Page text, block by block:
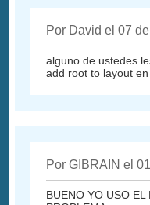
Por David el 07
alguno de ustedes
add root to layout
Por GIBRAIN el
BUENO YO USO